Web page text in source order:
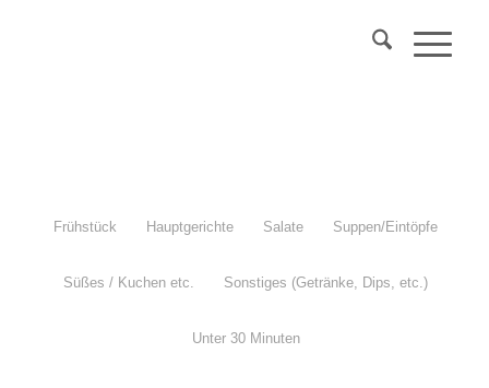
Frühstück Hauptgerichte Salate Suppen/Eintöpfe
Süßes / Kuchen etc. Sonstiges (Getränke, Dips, etc.)
Unter 30 Minuten
mit Kartoffeln, Erbsen, Gurke und Radieschen